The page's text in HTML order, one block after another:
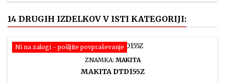
14 DRUGIH IZDELKOV V ISTI KATEGORIJI:
Ni na zalogi - pošljite povpraševanje
ZNAMKA: MAKITA
MAKITA DTD155Z